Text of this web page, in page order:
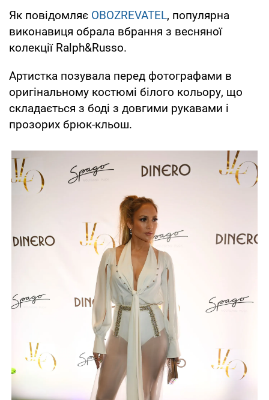
Як повідомляє OBOZREVATEL, популярна
виконавиця обрала вбрання з весняної
колекції Ralph&Russo.
Артистка позувала перед фотографами в
оригінальному костюмі білого кольору, що
складається з боді з довгими рукавами і
прозорих брюк-кльош.